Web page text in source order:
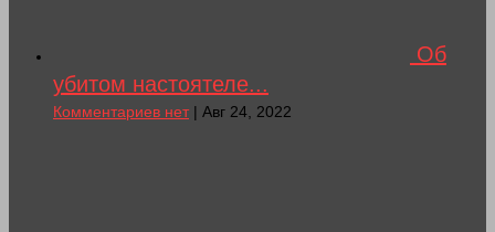
Об
убитом настоятеле...
Комментариев нет| Авг 24, 2022